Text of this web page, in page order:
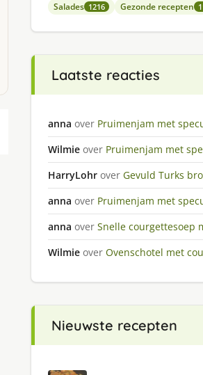
Salades 1216 Gezonde recepten
Laatste reacties
anna over Pruimenjam met
Wilmie over Pruimenjam met
HarryLohr over Gevuld Turks
anna over Pruimenjam met
anna over Snelle courgettesoep
Wilmie over Ovenschotel met
Nieuwste recepten